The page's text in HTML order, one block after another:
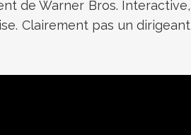
de Warner Bros. Interactive,
Clairement pas un dirigeant